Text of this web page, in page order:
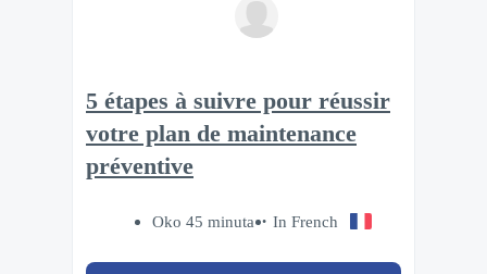
5 étapes à suivre pour réussir
votre plan de maintenance
préventive
Oko 45 minuta In French